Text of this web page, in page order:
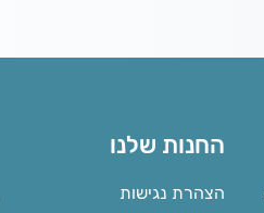
החנות שלנו
הצהרת נגישות